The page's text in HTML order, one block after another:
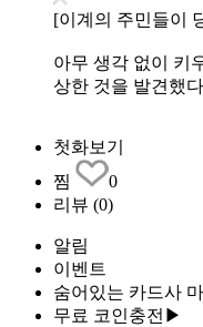
[이계의 주민들이
아무 생각 없이 키
상한 것을 발견했
첫화보기
찜
0
리뷰 (0)
알림
이벤트
숨어있는 카드사
무료 코인충전▶